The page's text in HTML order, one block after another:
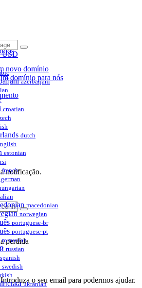
novo domínio
domínio para nós
notificação.
perdida
o seu email para podermos ajudar.
USD
azerbaijani
croatian
dutch
estonian
french
german
macedonian
norwegian
portuguese-br
portuguese-pt
romanian
russian
spanish
swedish
ukranian